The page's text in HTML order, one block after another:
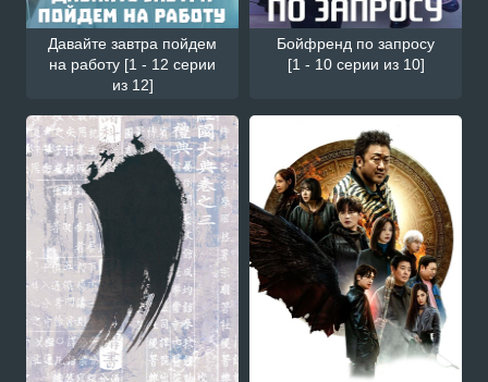
Давайте завтра пойдем
на работу [1 - 12 серии
из 12]
Бойфренд по запросу
[1 - 10 серии из 10]